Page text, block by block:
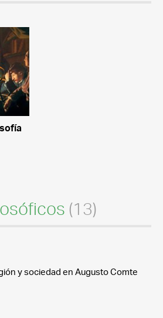
(13)
y sociedad en Augusto Comte